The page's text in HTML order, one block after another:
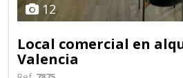
12
Local comercial en
Valencia